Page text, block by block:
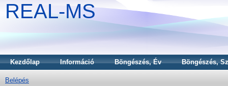
REAL-MS
Kezdőlap Információ Böngészés, Év Böngészés,
Belépés